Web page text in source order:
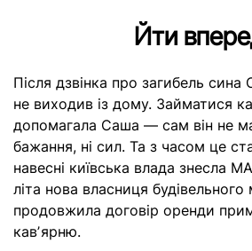
Йти
Після дзвінка про загибель сина
не виходив із дому. Займатися
допомагала Саша — сам він не
бажання, ні сил. Та з часом це
навесні київська влада знесла
літа нова власниця будівельного
продовжила договір оренди
кавʼярню.